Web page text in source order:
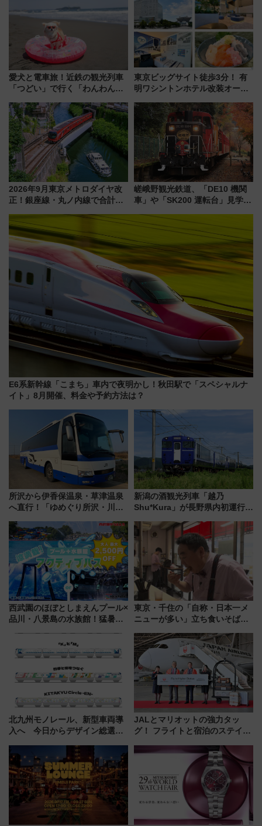
(40×30×20cm)おさらい
愛犬と電車旅！近鉄の観光列車
「つどい」で行く「わんわん列
める日帰りツアー
東京ビッグサイト徒歩3分！ 有
明ワシントンホテル改装オープ
客室」や海鮮丼が人気の朝食ビ
ュッフェを現地レポ
2026年9月東京メトロダイヤ改
正！銀座線・丸ノ内線で合計
待
嵯峨野観光鉄道、「DE10 機関
車」や「SK200 運転台」見学ツ
トの一環で激レア体験できちゃ
うかも 参加方法やスケジュール
をご紹介
E6系新幹線「こまち」車内で夜明かし！秋田駅で「スペシャルナ
イト」8月開催、料金や予約方法は？
所沢から伊香保温泉・草津温泉
へ直行！「ゆめぐり所沢・川越
軽に 運行ダイヤ・運賃を解説
新潟の酒観光列車「越乃
Shu*Kura」が長野県内初運行！
別企画
西武園のほぼとしまえんプール×
品川・八景島の水族館！猛暑を
夏休みをお得に楽しむ！
東京・千住の「自称・日本一メ
ニューが多い」立ち食いそば屋
地のふらっと立ち食いそば』
7/27夜10時～放送
北九州モノレール、新型車両導
入へ 今日からデザイン総選挙
JALとマリオットの強力タッ
グ！ フライトと宿泊のステイタ
上級会員資格を効率よく獲得す